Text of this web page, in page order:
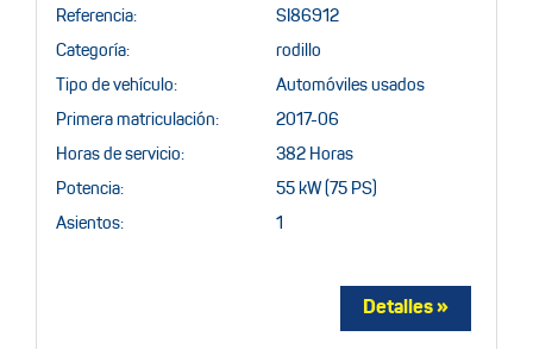
Referencia: SI86912
Categoría: rodillo
Tipo de vehículo: Automóviles usados
Primera matriculación: 2017-06
Horas de servicio: 382 Horas
Potencia: 55 kW (75 PS)
Asientos: 1